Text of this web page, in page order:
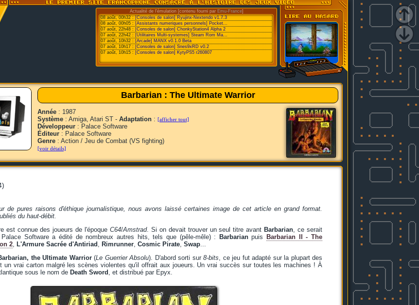
Actualité de l'émulation [contenu fourni par Emu-France]
08 août, 00h32 :[Consoles de salon] Ryujinx-Nextendo v1.7.3
08 août, 00h05 : [Assistants numeriques personnels] Pocket...
07 août, 22h48 : [Consoles de salon] ChonkyStation4 Alpha 2
07 août, 22h42 : [Utilitaires Multi-systemes] Steam Rom Ma...
07 août, 10h32 : [Arcade] MANX v0.1.0 Beta
07 août, 10h17 : [Consoles de salon] Snes9xRD v0.2
07 août, 10h15 : [Consoles de salon] KytyPS5 r260807
Barbarian : The Ultimate Warrior
Année : 1987
Système : Amiga, Atari ST - Adaptation : [afficher tout]
Développeur : Palace Software
Éditeur : Palace Software
Genre : Action / Jeu de Combat (VS fighting)
[voir détails]
de pures raisons d'éthique journalistique, nous avons laissé certaines image de cet article en grand format.
du haut-débit.
est connue des joueurs de l'époqueC64/Amstrad. Si on devait trouver un seul titre avant Barbarian, ce serait
Software a édité de nombreux autres hits, tels que (pêle-mêle) : Barbarianpuis
Barbarian II - The
2, L'Armure Sacrée d'Antiriad , Rimrunner, Cosmic Pirate, Swap...
the Ultimate Warrior(Le Guerrier Absolu). D'abord sorti sur 8-bits, ce jeu fut adapté sur la plupart des
un vrai carton malgré les scènes violentes qu'il offrait aux joueurs. Un vrai succès sur toutes les machines ! À
sous le nom de Death Sword , et distribué par Epyx.